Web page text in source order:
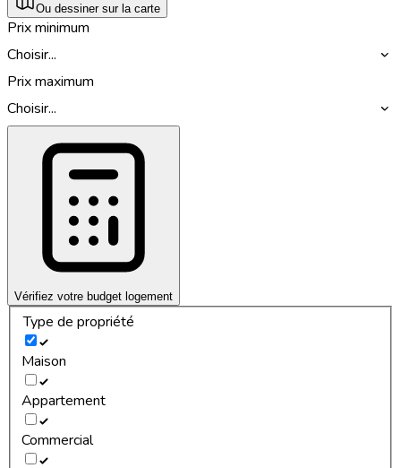
Ou dessiner sur la carte
Prix minimum
Choisir...
Prix maximum
Choisir...
Vérifiez votre budget logement
Type de propriété
Maison
Appartement
Commercial